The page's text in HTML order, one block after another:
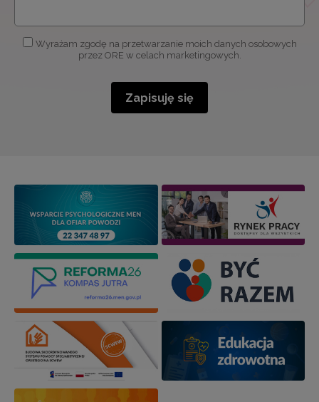
Wyrażam zgodę na przetwarzanie moich danych osobowych
przez ORE w celach marketingowych.
Zapisuję się